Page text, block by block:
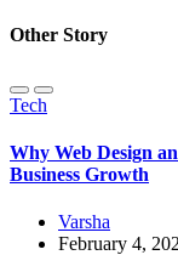
Other Story
Tech
Why Web Design
Business Growth
Varsha
February 4,